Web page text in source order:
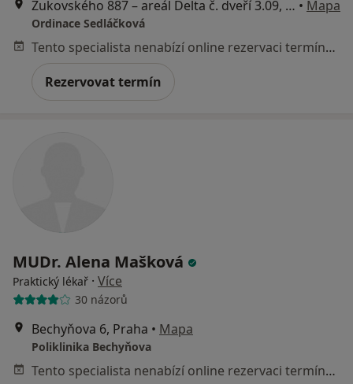
Žukovského 887 – areál Delta č. dveří 3.09, Praha 6-Ruzyně, Praha • Mapa
Ordinace Sedláčková
Tento specialista nenabízí online rezervaci termínu na této adrese.
Rezervovat termín
MUDr. Alena Mašková
Praktický lékař · Více
30 názorů
Bechyňova 6, Praha • Mapa
Poliklinika Bechyňova
Tento specialista nenabízí online rezervaci termínu na této adrese.